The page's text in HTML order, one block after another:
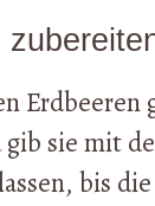
sie mit
bis